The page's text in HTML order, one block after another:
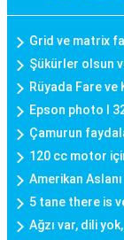
Grid ve matrix
Şükürler olsun
Rüyada Fare ve
Epson photo l
Çamurun
120 cc motor
Amerikan
5 tane there is
Ağzı var, dili